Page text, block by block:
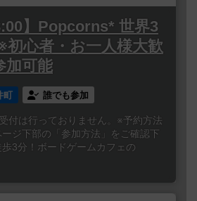
】Popcorns* 世界3
初心者・お一人様大歓
加可能
町 誰でも参加
付は行っておりません。※予約方法
ジ下部の「参加方法」をご確認下
3分！ボードゲームカフェの